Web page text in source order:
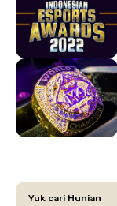
Yuk cari Hunian